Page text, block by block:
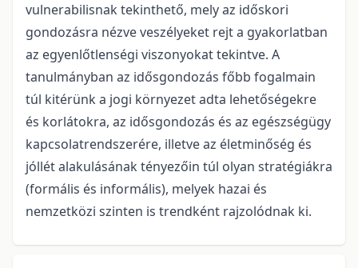
vulnerabilisnak tekinthető, mely az időskori
gondozásra nézve veszélyeket rejt a gyakorlatban
az egyenlőtlenségi viszonyokat tekintve. A
tanulmányban az idősgondozás főbb fogalmain
túl kitérünk a jogi környezet adta lehetőségekre
és korlátokra, az idősgondozás és az egészségügy
kapcsolatrendszerére, illetve az életminőség és
jóllét alakulásának tényezőin túl olyan stratégiákra
(formális és informális), melyek hazai és
nemzetközi szinten is trendként rajzolódnak ki.